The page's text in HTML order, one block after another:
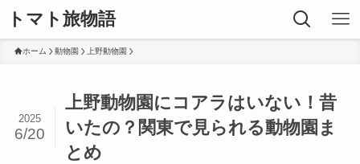
トマト旅物語
ホーム 動物園 上野動物園
上野動物園にコアラはいない！昔
いたの？関東で見られる動物園ま
とめ
2025
6/20